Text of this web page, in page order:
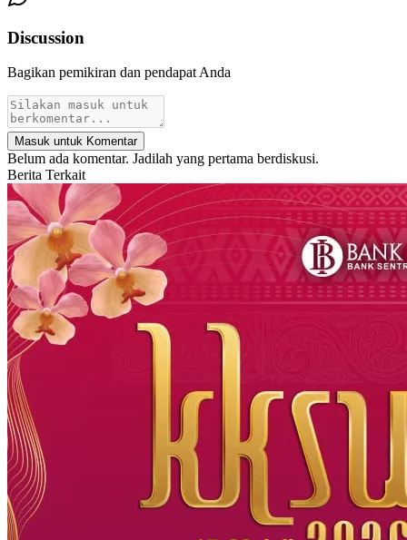
Discussion
Bagikan pemikiran dan pendapat Anda
Masuk untuk Komentar
Belum ada komentar. Jadilah yang pertama berdiskusi.
Berita Terkait